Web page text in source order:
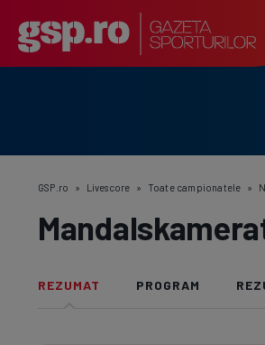
GSP.ro » Livescore » Toate campionatele »
REZUMAT PROGRAM